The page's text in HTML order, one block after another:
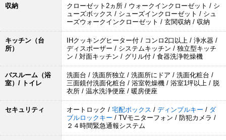
収納
クローゼット2ヵ所 / ウォークインクローゼット / シ
ューズボックス / シューズインクローゼット / シュ
ーズウォークインクローゼット / 玄関収納 / 収納
キッチン（台
所）
IHクッキングヒーター付 / コンロ2口以上 / 浄水器 /
ディスポーザー / システムキッチン / 独立型キッチ
ン / 対面キッチン / グリル付 / 食器洗浄乾燥機
バスルーム（浴
室）/ トイレ
洗面台 / 洗面所独立 / 洗面所にドア / 洗面化粧台 /
三面鏡付洗面化粧台 / 浴室乾燥機 / 浴室1坪以上 / 脱
衣所 / 温水洗浄便座 / 暖房便座
セキュリティ オートロック / 宅配ボックス / ディンプルキー / ダ
ブルロックキー / TVモニターフォン / 防犯カメラ /
２４時間緊急通報システム